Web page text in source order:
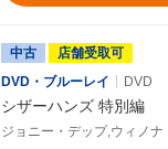
中古
店舗受取可
DVD・ブルーレイ
DVD
シザーハンズ 特別編